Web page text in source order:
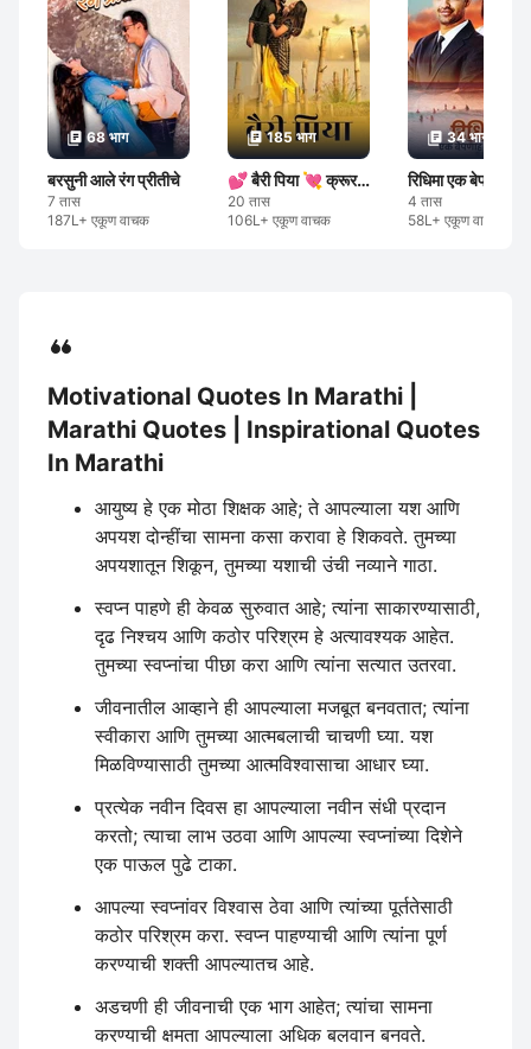
68 भाग
बरसुनी आले रंग प्रीतीचे
7 तास
187L+ एकूण वाचक
185 भाग
💕 बैरी पिया 💘 क्रूर मनाचा 💕
20 तास
106L+ एकूण वाचक
34 भाग
4 तास
58L+ एकूण वाचक
Motivational Quotes In Marathi |
Marathi Quotes | Inspirational Quotes
In Marathi
आयुष्य हे एक मोठा शिक्षक आहे; ते आपल्याला यश आणि
अपयश दोन्हींचा सामना कसा करावा हे शिकवते. तुमच्या
अपयशातून शिकून, तुमच्या यशाची उंची नव्याने गाठा.
स्वप्न पाहणे ही केवळ सुरुवात आहे; त्यांना साकारण्यासाठी,
दृढ निश्चय आणि कठोर परिश्रम हे अत्यावश्यक आहेत.
तुमच्या स्वप्नांचा पीछा करा आणि त्यांना सत्यात उतरवा.
जीवनातील आव्हाने ही आपल्याला मजबूत बनवतात; त्यांना
स्वीकारा आणि तुमच्या आत्मबलाची चाचणी घ्या. यश
मिळविण्यासाठी तुमच्या आत्मविश्वासाचा आधार घ्या.
प्रत्येक नवीन दिवस हा आपल्याला नवीन संधी प्रदान
करतो; त्याचा लाभ उठवा आणि आपल्या स्वप्नांच्या दिशेने
एक पाऊल पुढे टाका.
आपल्या स्वप्नांवर विश्वास ठेवा आणि त्यांच्या पूर्ततेसाठी
कठोर परिश्रम करा. स्वप्न पाहण्याची आणि त्यांना पूर्ण
करण्याची शक्ती आपल्यातच आहे.
अडचणी ही जीवनाची एक भाग आहेत; त्यांचा सामना
करण्याची क्षमता आपल्याला अधिक बलवान बनवते.